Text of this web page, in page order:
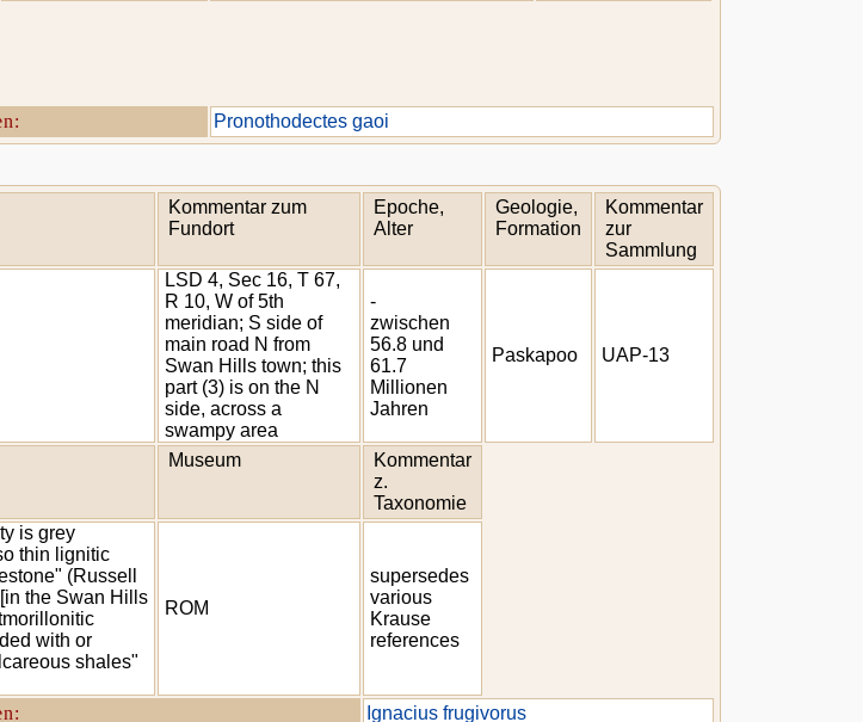
Pronothodectes gaoi
Kommentar zum
Fundort
Epoche,
Alter
Geologie,
Formation
Kommentar
zur
Sammlung
LSD 4, Sec 16, T 67,
R 10, W of 5th
meridian; S side of
main road N from
Swan Hills town; this
part (3) is on the N
side, across a
swampy area
-
zwischen
56.8 und
61.7
Millionen
Jahren
Paskapoo UAP-13
Museum
Kommentar
z.
Taxonomie
is grey
thin lignitic
(Russell
the Swan Hills
with or
shales"
ROM
supersedes
various
Krause
references
Ignacius frugivorus